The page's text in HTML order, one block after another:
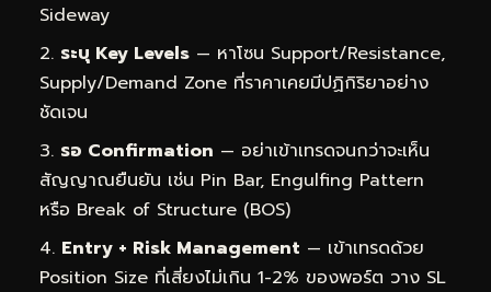
Sideway
ระบุ Key Levels — หาโซน Support/Resistance,
Supply/Demand Zone ที่ราคาเคยมีปฏิกิริยาอย่าง
ชัดเจน
รอ Confirmation — อย่าเข้าเทรดจนกว่าจะเห็น
สัญญาณยืนยัน เช่น Pin Bar, Engulfing Pattern
หรือ Break of Structure (BOS)
Entry + Risk Management — เข้าเทรดด้วย
Position Size ที่เสี่ยงไม่เกิน 1-2% ของพอร์ต วาง SL